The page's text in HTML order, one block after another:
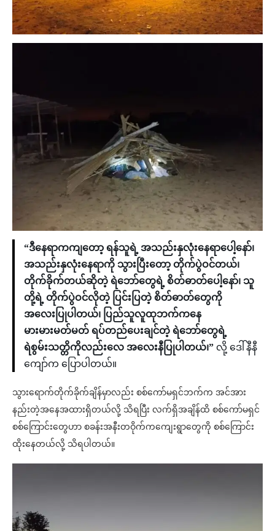
“ဒီနေရာကကျတော့ ရန်သူရဲ့ အသည်းနှလုံးနေရာပေါ့နော်၊
အသည်းနှလုံးနေရာကို သွားပြီးတော့ တိုက်ပွဲဝင်တယ်၊
တိုက်ခိုက်တယ်ဆိုတဲ့ ရဲဘော်တွေရဲ့ စိတ်ဓာတ်ပေါ့နော်၊ သူ
တို့ရဲ့ တိုက်ပွဲဝင်လိုတဲ့ ပြင်းပြတဲ့ စိတ်ဓာတ်တွေကို
အလေးပြုပါတယ်၊ ပြည်သူလူထုဘက်ကနေ
မားမားမတ်မတ် ရပ်တည်ပေးချင်တဲ့ ရဲဘော်တွေရဲ့
ရဲစွမ်းသတ္တိကိုလည်းလေ အလေးနီပြုပါတယ်၊” လို့ ဒေါ်နီနီ
ကျော်က ပြောပါတယ်။
သွားရောက်တိုက်ခိုက်ချိန်မှာလည်း စစ်ကော်မရှင်ဘက်က အင်အား
နည်းတဲ့အနေအထားရှိတယ်လို့ သိရပြီး လက်ရှိအချိန်ထိ စစ်ကော်မရှင်
စစ်ကြောင်းတွေဟာ စခန်းအနီးတဝိုက်ကကျေးရွာတွေကို စစ်ကြောင်း
ထိုးနေတယ်လို့ သိရပါတယ်။